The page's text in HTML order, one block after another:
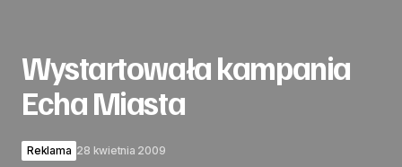
Wystartowała kampania
Echa Miasta
Reklama 28 kwietnia 2009